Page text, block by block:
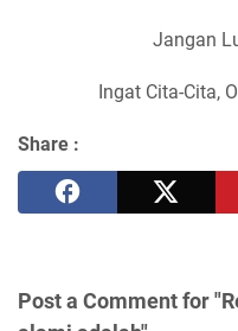
Jangan
Ingat Cita-Cita,
Share :
Post a Comment for